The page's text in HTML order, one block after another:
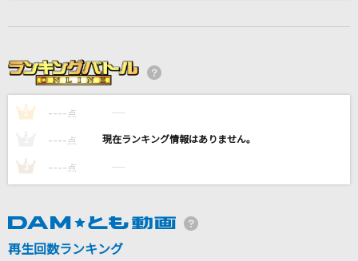
Beat Eater
[生音]コネクト
1 ---- 点 ----
---- 点 ----
3 ---- 点 ----
再生回数ランキング